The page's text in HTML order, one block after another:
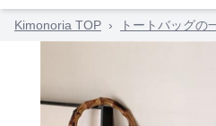
Kimonoria TOP › トートバッグの